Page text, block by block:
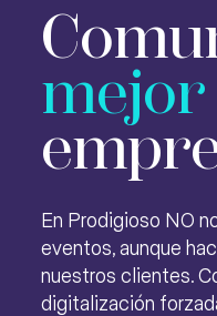
mejor
En Prodigioso NO
eventos, aunque
nuestros clientes.
digitalización